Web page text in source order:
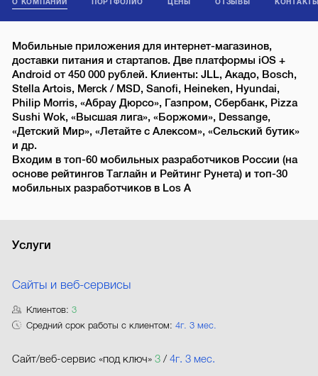
О КОМПАНИИ ПОРТФОЛИО ЦЕНЫ ОТЗЫВЫ
Мобильные приложения для интернет-магазинов,
доставки питания и стартапов. Две платформы iOS +
Android от 450 000 рублей. Клиенты: JLL, Акадо, Bosch,
Stella Artois, Merck / MSD, Sanofi, Heineken, Hyundai,
Philip Morris, «Абрау Дюрсо», Газпром, Сбербанк, Pizza
Sushi Wok, «Высшая лига», «Боржоми», Dessange,
«Детский Мир», «Летайте с Алексом», «Сельский бутик»
и др.
Входим в топ-60 мобильных разработчиков России (на
основе рейтингов Таглайн и Рейтинг Рунета) и топ-30
мобильных разработчиков в Los A
Услуги
Сайты и веб-сервисы
Клиентов:3
Средний срок работы с клиентом:4г. 3 мес.
Сайт/веб-сервис «под ключ» 3 /4г. 3 мес.